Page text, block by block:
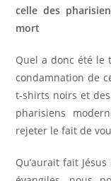
celle des
mort
Quel a donc été le
condamnation de
t-shirts noirs et des
pharisiens
rejeter le fait de
Qu’aurait fait